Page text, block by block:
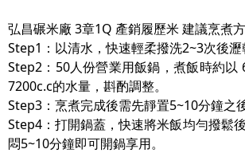
弘昌碾米廠 3章1Q 產銷履歷米 建議烹煮方
Step1：以清水，快速輕柔撥洗2~3次後瀝
Step2：50人份營業用飯鍋，煮飯時約以
7200c.c的水量，斟酌調整。
Step3：烹煮完成後需先靜置5~10分鐘之
Step4：打開鍋蓋，快速將米飯均勻撥鬆
悶5~10分鐘即可開鍋享用。